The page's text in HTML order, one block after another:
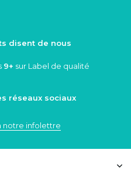
disent de nous
9+ sur Label de qualité
réseaux sociaux
notre infolettre